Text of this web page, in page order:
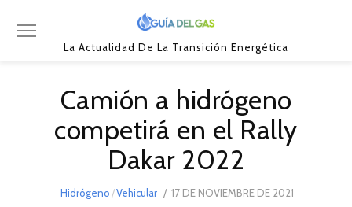
La Actualidad De La Transición Energética
Camión a hidrógeno
competirá en el Rally
Dakar 2022
Hidrógeno /Vehicular
POSTED
17 DE NOVIEMBRE DE 2021